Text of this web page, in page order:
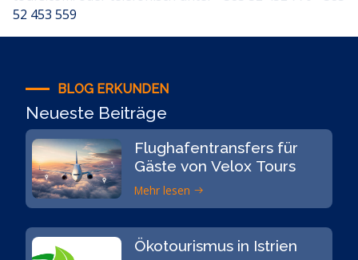
52 453 559
BLOG ERKUNDEN
Neueste Beiträge
Flughafentransfers für
Gäste von Velox Tours
Mehr lesen
Ökotourismus in Istrien